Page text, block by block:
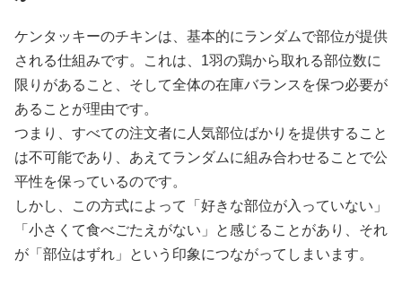
ケンタッキーのチキンは、基本的にランダムで部位が提供
される仕組みです。これは、1羽の鶏から取れる部位数に
限りがあること、そして全体の在庫バランスを保つ必要が
あることが理由です。
つまり、すべての注文者に人気部位ばかりを提供すること
は不可能であり、あえてランダムに組み合わせることで公
平性を保っているのです。
しかし、この方式によって「好きな部位が入っていない」
「小さくて食べごたえがない」と感じることがあり、それ
が「部位はずれ」という印象につながってしまいます。